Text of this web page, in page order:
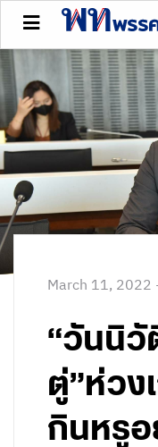
March 11, 2022
“วันนิวั
ตู่”ห่วง
กินหรูอ